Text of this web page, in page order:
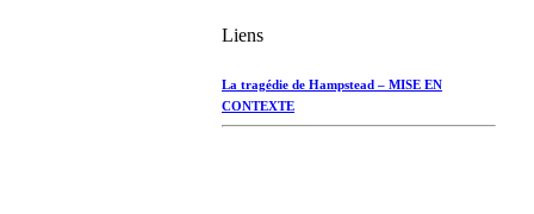
Liens
La tragédie de Hampstead – MISE EN
CONTEXTE